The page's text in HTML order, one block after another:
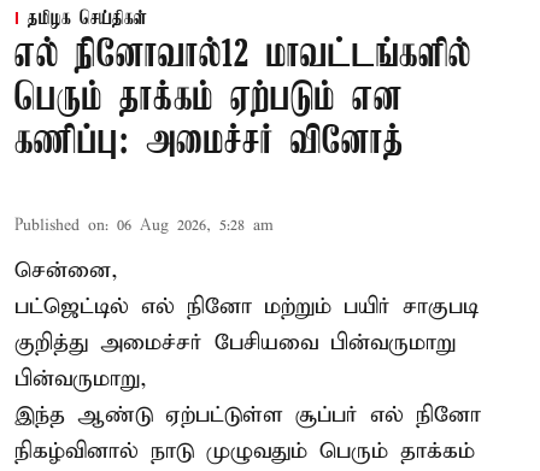
தமிழக செய்திகள்
எல் நினோவால்12 மாவட்டங்களில்
பெரும் தாக்கம் ஏற்படும் என
கணிப்பு: அமைச்சர் வினோத்
Published on: 06 Aug 2026, 5:28 am
சென்னை,
பட்ஜெட்டில் எல் நினோ மற்றும் பயிர் சாகுபடி
குறித்து அமைச்சர் பேசியவை பின்வருமாறு
பின்வருமாறு,
இந்த ஆண்டு ஏற்பட்டுள்ள சூப்பர் எல் நினோ
நிகழ்வினால் நாடு முழுவதும் பெரும் தாக்கம்